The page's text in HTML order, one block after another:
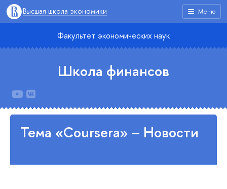
Меню
Высшая школа экономики
Факультет экономических наук
Школа финансов
Тема «Coursera» – Новости